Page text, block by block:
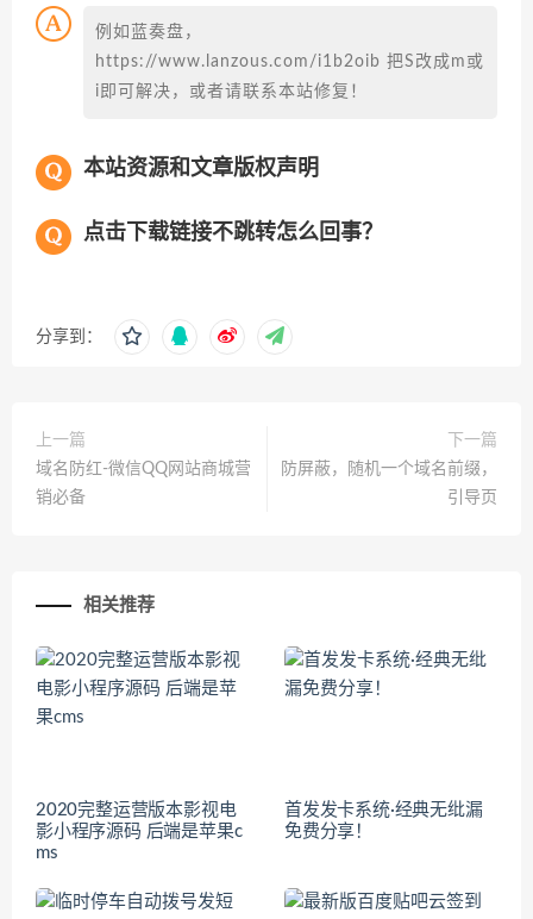
例如蓝奏盘，
https://www.lanzous.com/i1b2oib 把S改成m或
i即可解决，或者请联系本站修复！
本站资源和文章版权声明
点击下载链接不跳转怎么回事？
分享到：
上一篇
域名防红-微信QQ网站商城营
销必备
下一篇
防屏蔽，随机一个域名前缀，
引导页
相关推荐
2020完整运营版本影视电
影小程序源码 后端是苹果c
ms
首发发卡系统·经典无纰漏
免费分享！